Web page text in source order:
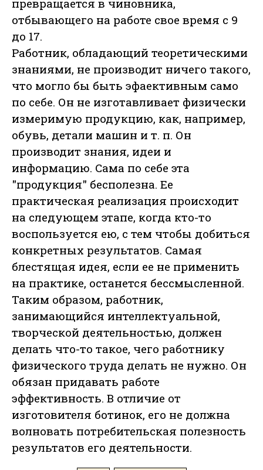
превращается в чиновника,
отбывающего на работе свое время с 9
до 17.
Работник, обладающий теоретическими
знаниями, не производит ничего такого,
что могло бы быть эфaективным само
по себе. Он не изготавливает физически
измеримую продукцию, как, например,
обувь, детали машин и т. п. Он
производит знания, идеи и
информацию. Сама по себе эта
"продукция" бесполезна. Ее
практическая реализация происходит
на следующем этапе, когда кто-то
воспользуется ею, с тем чтобы добиться
конкретных результатов. Самая
блестящая идея, если ее не применить
на практике, останется бессмысленной.
Таким образом, работник,
занимающийся интеллектуальной,
творческой деятельностью, должен
делать что-то такое, чего работнику
физического труда делать не нужно. Он
обязан придавать работе
эффективность. В отличие от
изготовителя ботинок, его не должна
волновать потребительская полезность
результатов его деятельности.